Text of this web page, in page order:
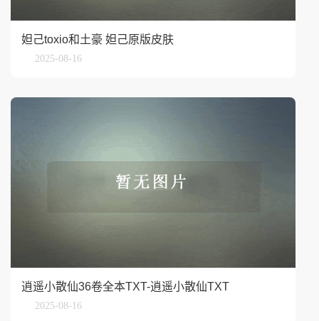
妲己toxio和土豪 妲己原版皮肤
2025-08-16
逍遥小散仙36卷全本TXT-逍遥小散仙TXT
2025-08-16